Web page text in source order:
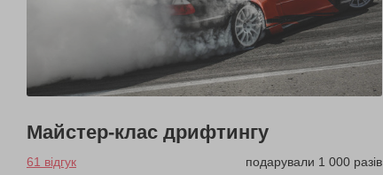
Майстер-клас дрифтингу
61 відгук
подарували 1 000 разів